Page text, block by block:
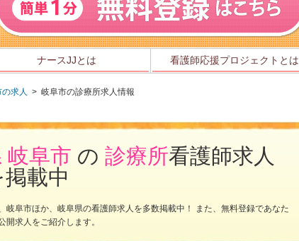
ナースJJとは 看護師応援プロジェクトとは
求人 > 岐阜市の診療所求人情報
岐阜市 の 診療所看護師求人
載中
岐阜市ほか、岐阜県の看護師求人を多数掲載中！ また、無料登録であなた
開求人をご紹介します。